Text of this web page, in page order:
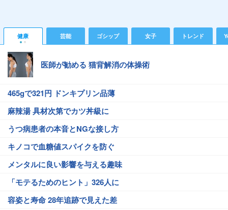
健康 芸能 ゴシップ 女子 トレンド
医師が勧める 猫背解消の体操術
465gで321円 ドンキプリン品薄
麻辣湯 具材次第でカツ丼級に
うつ病患者の本音とNGな接し方
キノコで血糖値スパイクを防ぐ
メンタルに良い影響を与える趣味
「モテるためのヒント」326人に
容姿と寿命 28年追跡で見えた差